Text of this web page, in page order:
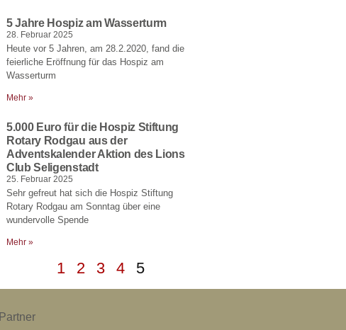
5 Jahre Hospiz am Wasserturm
28. Februar 2025
Heute vor 5 Jahren, am 28.2.2020, fand die
feierliche Eröffnung für das Hospiz am
Wasserturm
Mehr »
5.000 Euro für die Hospiz Stiftung
Rotary Rodgau aus der
Adventskalender Aktion des Lions
Club Seligenstadt
25. Februar 2025
Sehr gefreut hat sich die Hospiz Stiftung
Rotary Rodgau am Sonntag über eine
wundervolle Spende
Mehr »
1 2 3 4 5
Partner